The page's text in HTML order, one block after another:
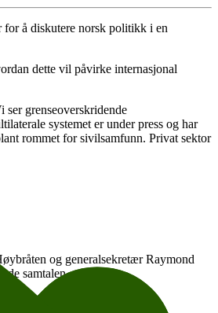
for å diskutere norsk politikk i en
dette vil påvirke internasjonal
grenseoverskridende
systemet er under press og har
rommet for sivilsamfunn. Privat sektor
og generalsekretær Raymond
samtalen.